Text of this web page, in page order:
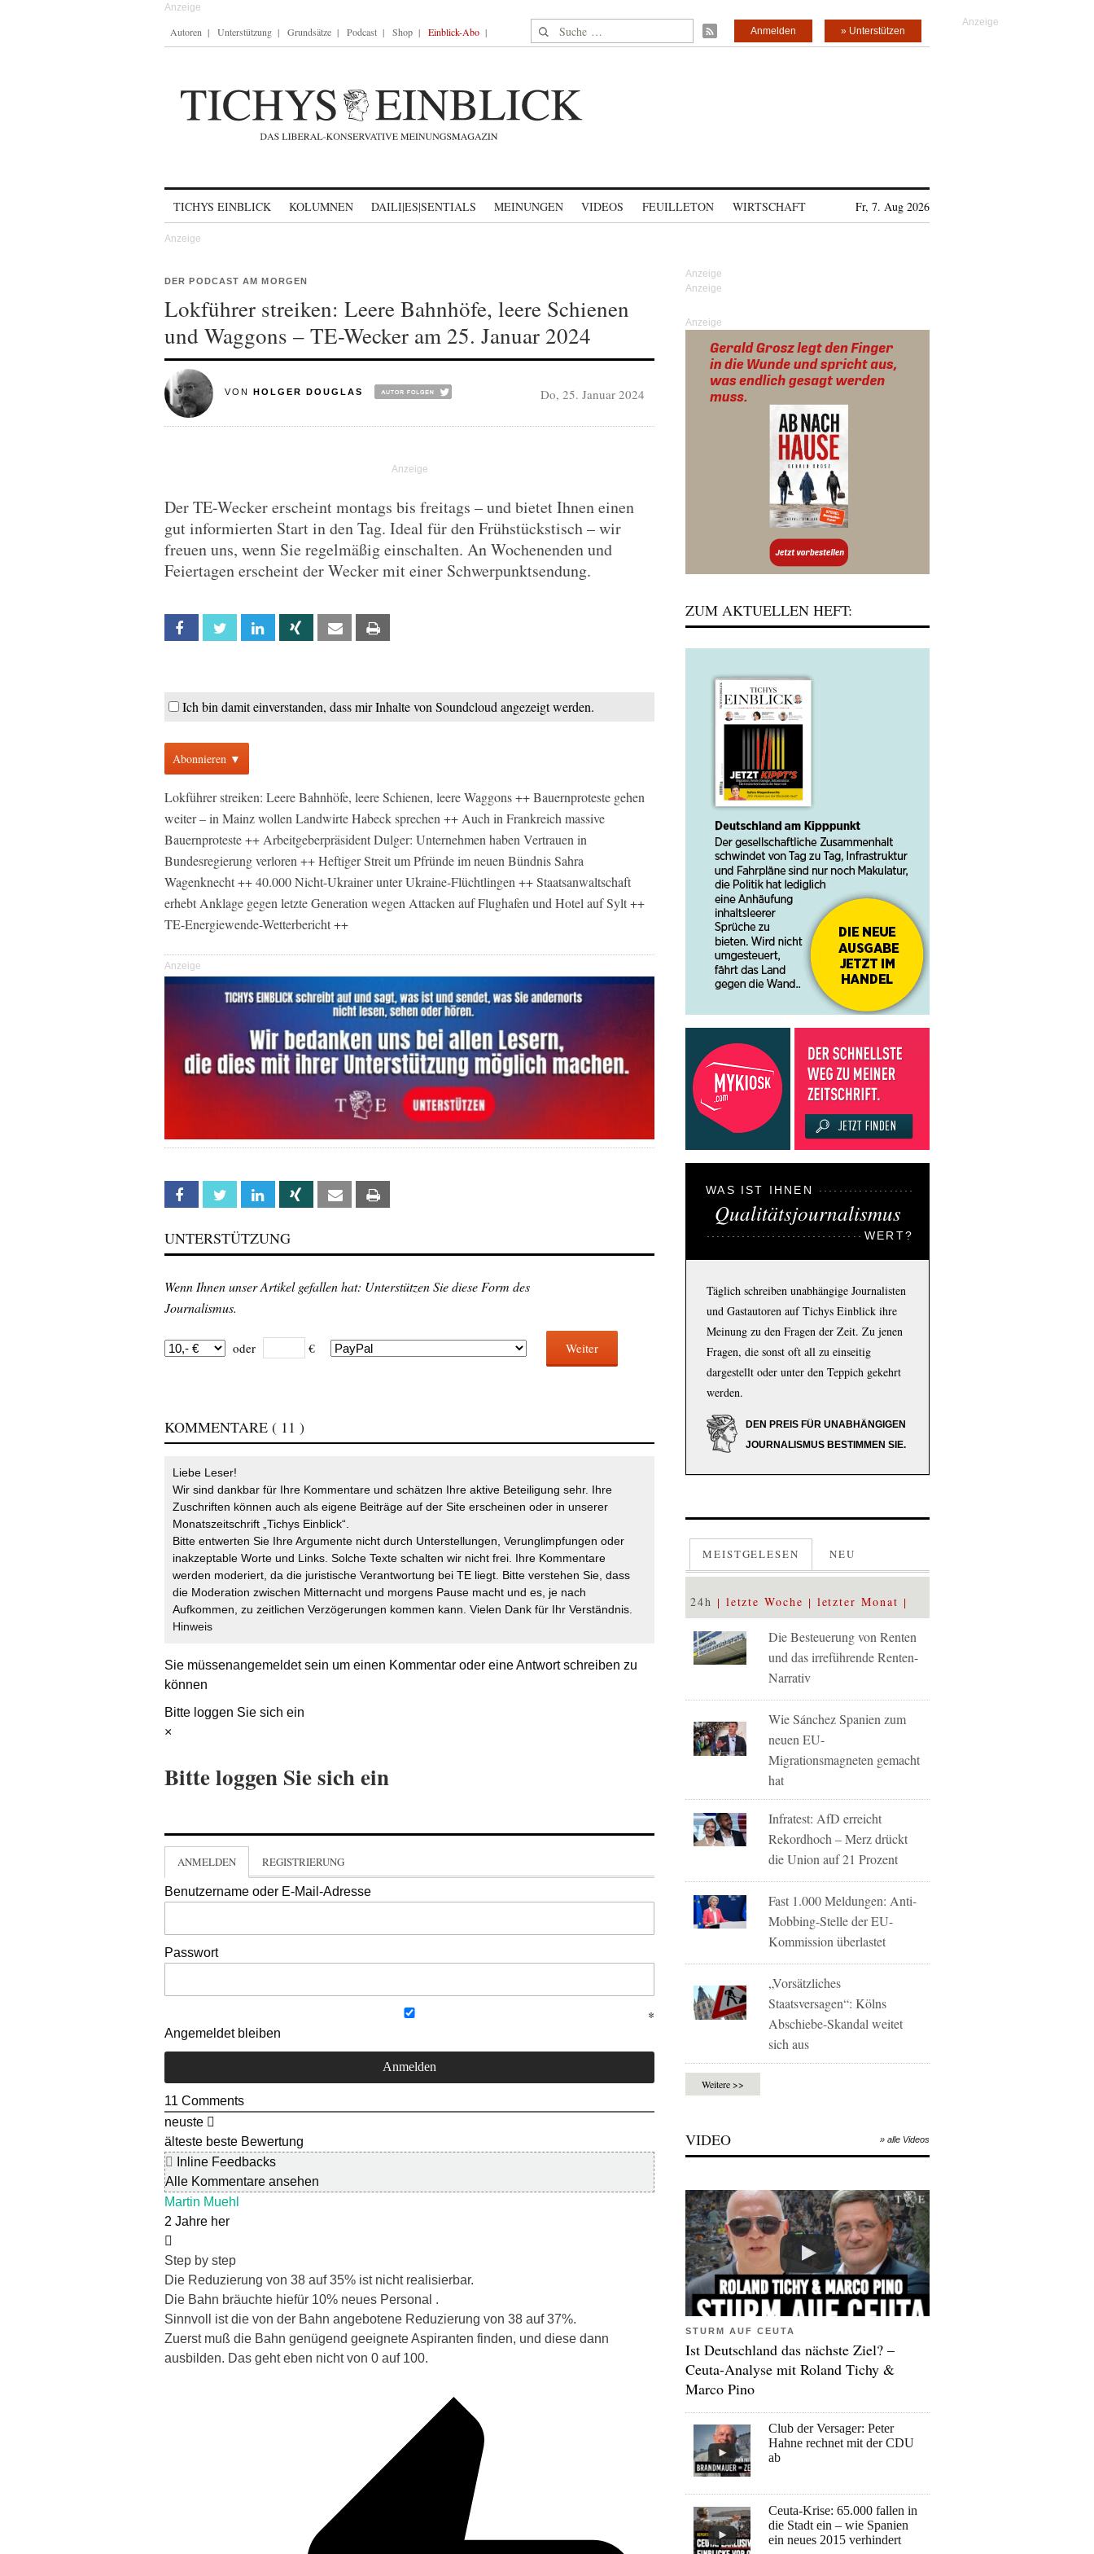
Autoren Unterstützung Grundsätze Podcast Shop Einblick-Abo Suche nach: » Unterstützen
Anmelden
TICHYS EINBLICK KOLUMNEN DAILI|ES|SENTIALS MEINUNGEN VIDEOS FEUILLETON WIRTSCHAFT Fr, 7. Aug 2026
DER PODCAST AM MORGEN
Lokführer streiken: Leere Bahnhöfe, leere Schienen
und Waggons – TE-Wecker am 25. Januar 2024
VON HOLGER DOUGLAS Do, 25. Januar 2024
Der TE-Wecker erscheint montags bis freitags – und bietet Ihnen einen
gut informierten Start in den Tag. Ideal für den Frühstückstisch – wir
freuen uns, wenn Sie regelmäßig einschalten. An Wochenenden und
Feiertagen erscheint der Wecker mit einer Schwerpunktsendung.
Facebook Twitter Linkedin Xing Email
Ich bin damit einverstanden, dass mir Inhalte von Soundcloud angezeigt werden.
Abonnieren ▼
Lokführer streiken: Leere Bahnhöfe, leere Schienen, leere Waggons ++ Bauernproteste gehen
weiter – in Mainz wollen Landwirte Habeck sprechen ++ Auch in Frankreich massive
Bauernproteste ++ Arbeitgeberpräsident Dulger: Unternehmen haben Vertrauen in
Bundesregierung verloren ++ Heftiger Streit um Pfründe im neuen Bündnis Sahra
Wagenknecht ++ 40.000 Nicht-Ukrainer unter Ukraine-Flüchtlingen ++ Staatsanwaltschaft
erhebt Anklage gegen letzte Generation wegen Attacken auf Flughafen und Hotel auf Sylt ++
TE-Energiewende-Wetterbericht ++
Anzeige
Facebook Twitter Linkedin Xing Email
UNTERSTÜTZUNG
Wenn Ihnen unser Artikel gefallen hat: Unterstützen Sie diese Form des
Journalismus.
oder € Weiter
KOMMENTARE ( 11 )
Liebe Leser!
Wir sind dankbar für Ihre Kommentare und schätzen Ihre aktive Beteiligung sehr. Ihre
Zuschriften können auch als eigene Beiträge auf der Site erscheinen oder in unserer
Monatszeitschrift „Tichys Einblick“.
Bitte entwerten Sie Ihre Argumente nicht durch Unterstellungen, Verunglimpfungen oder
inakzeptable Worte und Links. Solche Texte schalten wir nicht frei. Ihre Kommentare
werden moderiert, da die juristische Verantwortung bei TE liegt. Bitte verstehen Sie, dass
die Moderation zwischen Mitternacht und morgens Pause macht und es, je nach
Aufkommen, zu zeitlichen Verzögerungen kommen kann. Vielen Dank für Ihr Verständnis.
Hinweis
Sie müssenangemeldetsein um einen Kommentar oder eine Antwort schreiben zu
können
Bitte loggen Sie sich ein
×
Bitte loggen Sie sich ein
ANMELDEN REGISTRIERUNG
Benutzername oder E-Mail-Adresse
Passwort
Angemeldet bleiben
11 Comments
neuste
älteste beste Bewertung
Inline Feedbacks
Alle Kommentare ansehen
Martin Muehl
2 Jahre her
Step by step
Die Reduzierung von 38 auf 35% ist nicht realisierbar.
Die Bahn bräuchte hiefür 10% neues Personal .
Sinnvoll ist die von der Bahn angebotene Reduzierung von 38 auf 37%.
Zuerst muß die Bahn genügend geeignete Aspiranten finden, und diese dann
ausbilden. Das geht eben nicht von 0 auf 100.
Anzeige
ZUM AKTUELLEN HEFT:
WAS IST IHNEN
Qualitätsjournalismus
WERT?
Täglich schreiben unabhängige Journalisten
und Gastautoren auf Tichys Einblick ihre
Meinung zu den Fragen der Zeit. Zu jenen
Fragen, die sonst oft all zu einseitig
dargestellt oder unter den Teppich gekehrt
werden.
DEN PREIS FÜR UNABHÄNGIGEN
JOURNALISMUS BESTIMMEN SIE.
MEISTGELESEN NEU
24h letzte Woche letzter Monat
Die Besteuerung von Renten
und das irreführende Renten-
Narrativ
Wie Sánchez Spanien zum
neuen EU-
Migrationsmagneten gemacht
hat
Infratest: AfD erreicht
Rekordhoch – Merz drückt
die Union auf 21 Prozent
Fast 1.000 Meldungen: Anti-
Mobbing-Stelle der EU-
Kommission überlastet
„Vorsätzliches
Staatsversagen“: Kölns
Abschiebe-Skandal weitet
sich aus
Weitere >>
VIDEO » alle Videos
STURM AUF CEUTA
Ist Deutschland das nächste Ziel? –
Ceuta-Analyse mit Roland Tichy &
Marco Pino
Club der Versager: Peter
Hahne rechnet mit der CDU
ab
Ceuta-Krise: 65.000 fallen in
die Stadt ein – wie Spanien
ein neues 2015 verhindert